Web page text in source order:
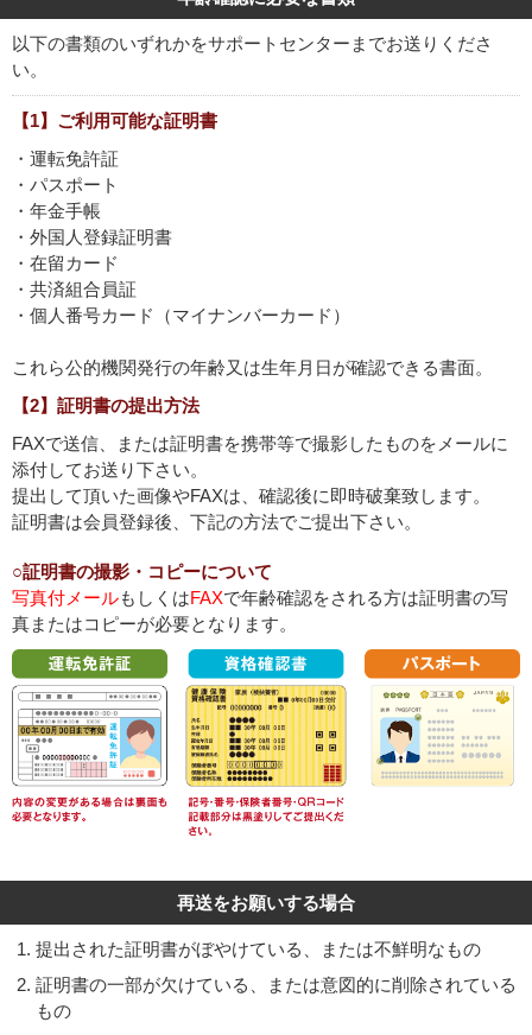
以下の書類のいずれかをサポートセンターまでお送りくださ
い。
【1】ご利用可能な証明書
・運転免許証
・パスポート
・年金手帳
・外国人登録証明書
・在留カード
・共済組合員証
・個人番号カード（マイナンバーカード）
これら公的機関発行の年齢又は生年月日が確認できる書面。
【2】証明書の提出方法
FAXで送信、または証明書を携帯等で撮影したものをメールに
添付してお送り下さい。
提出して頂いた画像やFAXは、確認後に即時破棄致します。
証明書は会員登録後、下記の方法でご提出下さい。
○証明書の撮影・コピーについて
写真付メールもしくはFAXで年齢確認をされる方は証明書の写
真またはコピーが必要となります。
再送をお願いする場合
提出された証明書がぼやけている、または不鮮明なもの
証明書の一部が欠けている、または意図的に削除されている
もの